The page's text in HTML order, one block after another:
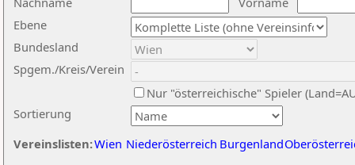
Ebene
Sortierung
Bundesland
Spgem./Kreis/Verein
Nur "österreichische" Spieler
Vereinslisten:Wien Niederösterreich Burgenland